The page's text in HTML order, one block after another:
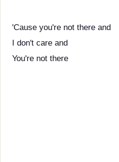
'Cause you're not there and
I don't care and
You're not there